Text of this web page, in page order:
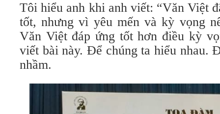
Tôi hiểu anh khi anh viết: “Văn Việt
tốt, nhưng vì yêu mến và kỳ vọng
Văn Việt đáp ứng tốt hơn điều kỳ
viết bài này. Để chúng ta hiểu nhau.
nhầm.